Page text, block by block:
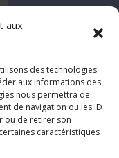
aux
des technologies
aux informations des
nous permettra de
de navigation ou les ID
ou de retirer son
caractéristiques